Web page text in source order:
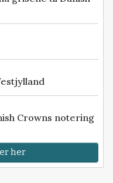
Crowns notering
her